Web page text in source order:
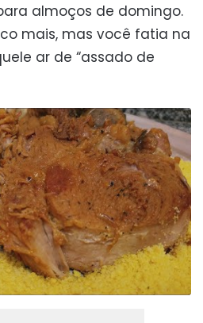
almoços de domingo.
mais, mas você fatia na
ar de “assado de